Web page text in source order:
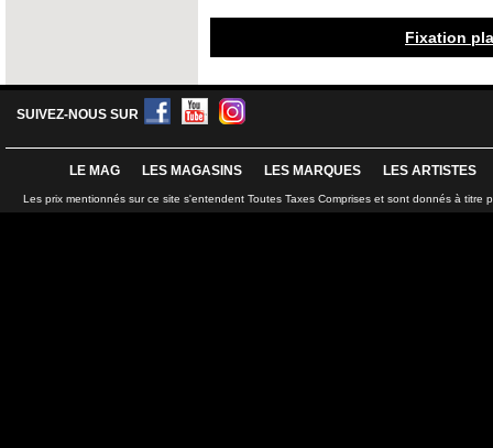
Fixation
SUIVEZ-NOUS SUR
LE MAG LES MAGASINS LES MARQUES LES ARTISTES
Les prix mentionnés sur ce site s'entendent Toutes Taxes Comprises et sont donnés à